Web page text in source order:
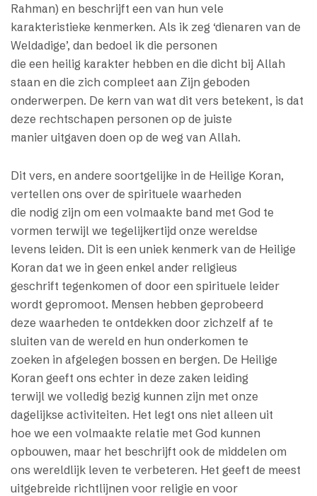
Rahman) en beschrijft een van hun vele
karakteristieke kenmerken. Als ik zeg ‘dienaren van de
Weldadige’, dan bedoel ik die personen
die een heilig karakter hebben en die dicht bij Allah
staan en die zich compleet aan Zijn geboden
onderwerpen. De kern van wat dit vers betekent, is dat
deze rechtschapen personen op de juiste
manier uitgaven doen op de weg van Allah.
Dit vers, en andere soortgelijke in de Heilige Koran,
vertellen ons over de spirituele waarheden
die nodig zijn om een volmaakte band met God te
vormen terwijl we tegelijkertijd onze wereldse
levens leiden. Dit is een uniek kenmerk van de Heilige
Koran dat we in geen enkel ander religieus
geschrift tegenkomen of door een spirituele leider
wordt gepromoot. Mensen hebben geprobeerd
deze waarheden te ontdekken door zichzelf af te
sluiten van de wereld en hun onderkomen te
zoeken in afgelegen bossen en bergen. De Heilige
Koran geeft ons echter in deze zaken leiding
terwijl we volledig bezig kunnen zijn met onze
dagelijkse activiteiten. Het legt ons niet alleen uit
hoe we een volmaakte relatie met God kunnen
opbouwen, maar het beschrijft ook de middelen om
ons wereldlijk leven te verbeteren. Het geeft de meest
uitgebreide richtlijnen voor religie en voor